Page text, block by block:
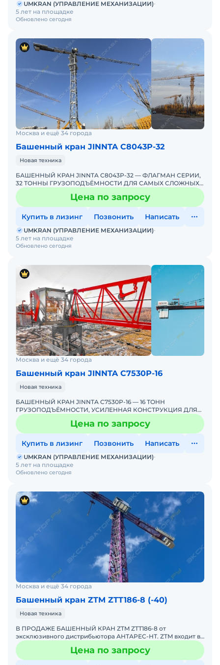
Обновлено сегодня
UMKRAN (УПРАВЛЕНИЕ МЕХАНИЗАЦИИ)
5 лет на площадке
Москва и ещё 34 города
Башенный кран JINNTA С8043Р-32
Новая техника
БАШЕННЫЙ КРАН JINNTA С8043Р-32 — ФЛАГМАН СЕРИИ,
32 ТОННЫ ГРУЗОПОДЪЁМНОСТИ ДЛЯ САМЫХ СЛОЖНЫХ
ОБЪЕКТОВ! ЭКСКЛЮЗИВНО ОТ UMKRANUMKRAN —
ЕДИНСТВЕННЫЙ ЭКСЦена по запросу
Купить в лизинг Позвонить Написать
Обновлено сегодня
UMKRAN (УПРАВЛЕНИЕ МЕХАНИЗАЦИИ)
5 лет на площадке
Москва и ещё 34 города
Башенный кран JINNTA С7530Р-16
Новая техника
БАШЕННЫЙ КРАН JINNTA C7530P-16 — 16 ТОНН
ГРУЗОПОДЪЁМНОСТИ, УСИЛЕННАЯ КОНСТРУКЦИЯ ДЛЯ
РОССИЙСКИХ СТРОЕК! ЭКСКЛЮЗИВНО ОТ
UMKRANUMKRAN — ЕДИНСТВЕННЫЙ Э
Цена по запросу
Купить в лизинг Позвонить Написать
Обновлено сегодня
UMKRAN (УПРАВЛЕНИЕ МЕХАНИЗАЦИИ)
5 лет на площадке
Москва и ещё 34 города
Башенный кран ZTM ZTT186-8 (-40)
Новая техника
В ПРОДАЖЕ БАШЕННЫЙ КРАН ZTM ZTT186-8 от
эксклюзивного дистрибьютора АНТАРЕС-НТ. ZTM входит в
ТОП-10 мировых производителей башенных кранов.
Комплектация крана ZЦена по запросу